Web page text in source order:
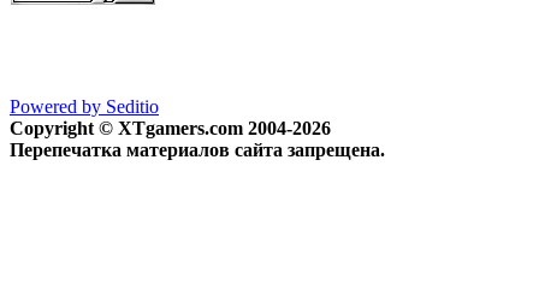
Powered by Seditio
Copyright © XTgamers.com 2004-2026
Перепечатка материалов сайта запрещена.